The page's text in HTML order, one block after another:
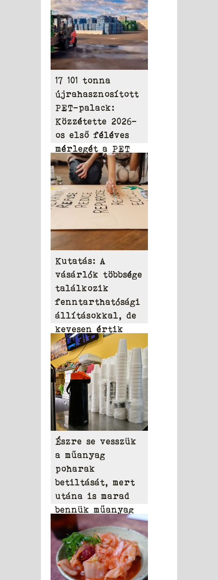
17 101 tonna
újrahasznosított
PET-palack:
Közzétette 2026-
os első féléves
mérlegét a PET
to PET
Kutatás: A
vásárlók többsége
találkozik
fenntarthatósági
állításokkal, de
kevesen értik
azokat
Észre se vesszük
a műanyag
poharak
betiltását, mert
utána is marad
bennük műanyag